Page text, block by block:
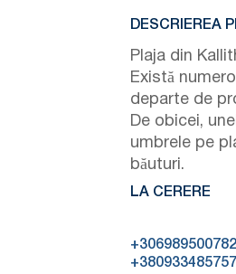
DESCRIEREA
Plaja din
Există
departe de
De obicei,
umbrele pe
băuturi.
LA CERERE
+306989500782
+380933485757